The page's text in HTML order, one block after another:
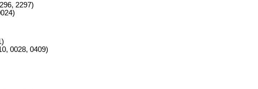
2297)
0028, 0409)